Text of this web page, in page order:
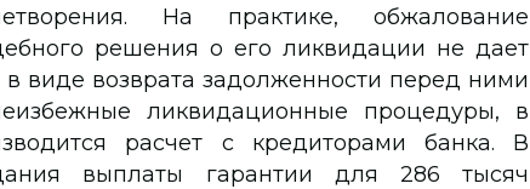
На практике, обжалование
решения о его ликвидации не дает
виде возврата задолженности перед ними
ликвидационные процедуры, в
расчет с кредиторами банка. В
выплаты гарантии для 286 тысяч